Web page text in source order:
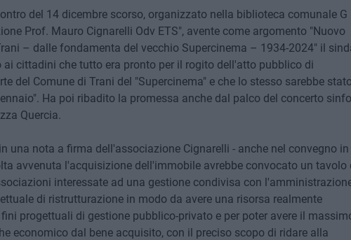
del 14 dicembre scorso, organizzato nella biblioteca comunale G
Prof. Mauro Cignarelli Odv ETS", avente come argomento "Nuovo
– dalle fondamenta del vecchio Supercinema – 1934-2024" il
ai cittadini che tutto era pronto per il rogito dell'atto pubblico di
del Comune di Trani del "Supercinema" e che lo stesso sarebbe stato
Ha poi ribadito la promessa anche dal palco del concerto
Quercia.
una nota a firma dell'associazione Cignarelli - anche nel convegno in
avvenuta l'acquisizione dell'immobile avrebbe convocato un tavolo
interessate ad una gestione condivisa con
di ristrutturazione in modo da avere una risorsa realmente
progettuali di gestione pubblico-privato e per poter avere il
economico dal bene acquisito, con il preciso scopo di ridare alla